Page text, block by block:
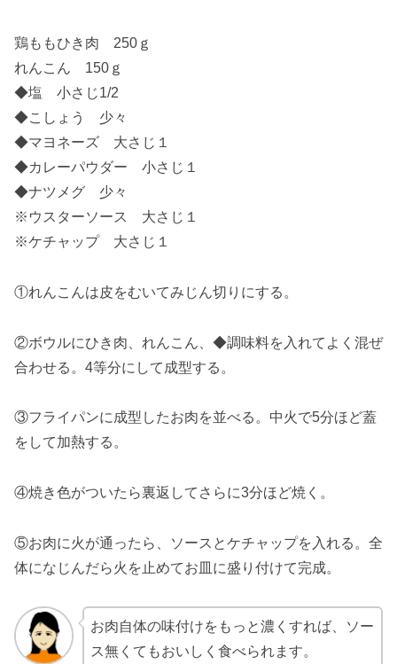
鶏ももひき肉 250ｇ
れんこん 150ｇ
◆塩 小さじ1/2
◆こしょう 少々
◆マヨネーズ 大さじ１
◆カレーパウダー 小さじ１
◆ナツメグ 少々
※ウスターソース 大さじ１
※ケチャップ 大さじ１
①れんこんは皮をむいてみじん切りにする。
②ボウルにひき肉、れんこん、◆調味料を入れてよく混ぜ
合わせる。4等分にして成型する。
③フライパンに成型したお肉を並べる。中火で5分ほど蓋
をして加熱する。
④焼き色がついたら裏返してさらに3分ほど焼く。
⑤お肉に火が通ったら、ソースとケチャップを入れる。全
体になじんだら火を止めてお皿に盛り付けて完成。
お肉自体の味付けをもっと濃くすれば、ソー
ス無くてもおいしく食べられます。